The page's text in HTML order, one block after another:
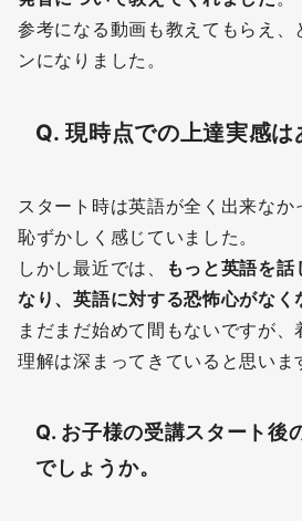
参考になる動画も教えてもらえ、
ンになりました。
Q. 現時点での上達実感は
スタート時は英語が全く出来な
恥ずかしく感じていました。
しかし最近では、
もっと英語を
なり、英語に対する恐怖心がなく
まだまだ始めて間もないですが、
理解は深まってきていると思いま
Q. お子様の受講スタート後
でしょうか。